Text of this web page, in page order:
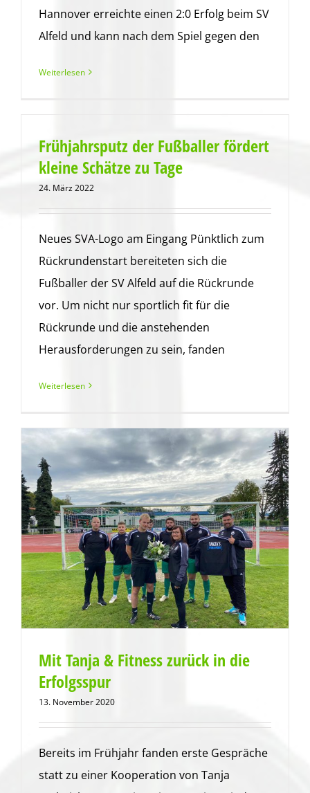
Hannover erreichte einen 2:0 Erfolg beim SV
Alfeld und kann nach dem Spiel gegen den
Weiterlesen
Frühjahrsputz der Fußballer fördert
kleine Schätze zu Tage
24. März 2022
Neues SVA-Logo am Eingang Pünktlich zum
Rückrundenstart bereiteten sich die
Fußballer der SV Alfeld auf die Rückrunde
vor. Um nicht nur sportlich fit für die
Rückrunde und die anstehenden
Herausforderungen zu sein, fanden
Weiterlesen
Mit Tanja & Fitness zurück in die
Erfolgsspur
13. November 2020
Bereits im Frühjahr fanden erste Gespräche
statt zu einer Kooperation von Tanja